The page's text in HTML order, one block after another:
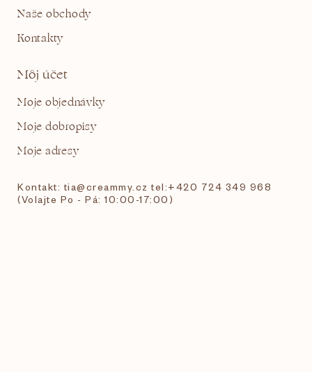
Naše obchody
Kontakty
Môj účet
Moje objednávky
Moje dobropisy
Moje adresy
Kontakt: tia@creammy.cz tel:+420 724 349 968
(Volajte Po - Pá: 10:00-17:00)